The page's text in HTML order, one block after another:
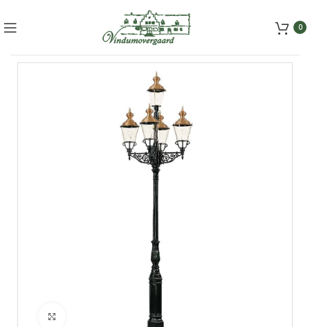
0
Klik for at forstørre
mail@vindumovergaard.dk